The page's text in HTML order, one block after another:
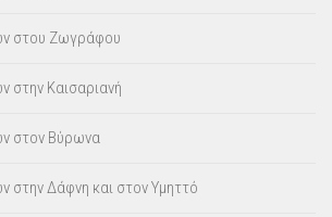
στου Ζωγράφου
στην Καισαριανή
στον Βύρωνα
στην Δάφνη και στον Υμηττό